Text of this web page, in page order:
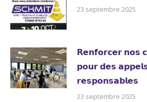
23 septembre 2025
𝗥𝗲𝗻𝗳𝗼𝗿𝗰𝗲𝗿 𝗻𝗼𝘀
𝗽𝗼𝘂𝗿 𝗱𝗲𝘀
𝗿𝗲𝘀𝗽𝗼𝗻𝘀𝗮𝗯𝗹𝗲𝘀
23 septembre 2025